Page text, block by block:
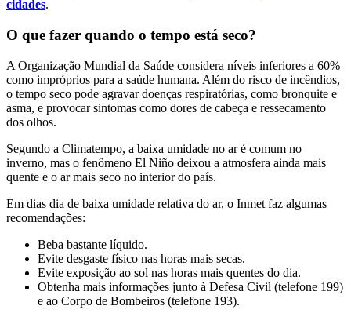
cidades.
O que fazer quando o tempo está seco?
A Organização Mundial da Saúde considera níveis inferiores a 60%
como impróprios para a saúde humana. Além do risco de incêndios,
o tempo seco pode agravar doenças respiratórias, como bronquite e
asma, e provocar sintomas como dores de cabeça e ressecamento
dos olhos.
Segundo a Climatempo, a baixa umidade no ar é comum no
inverno, mas o fenômeno El Niño deixou a atmosfera ainda mais
quente e o ar mais seco no interior do país.
Em dias dia de baixa umidade relativa do ar, o Inmet faz algumas
recomendações:
Beba bastante líquido.
Evite desgaste físico nas horas mais secas.
Evite exposição ao sol nas horas mais quentes do dia.
Obtenha mais informações junto à Defesa Civil (telefone 199)
e ao Corpo de Bombeiros (telefone 193).